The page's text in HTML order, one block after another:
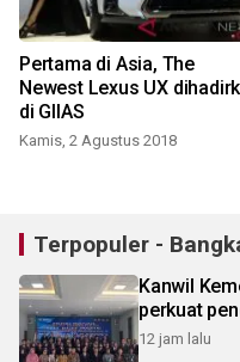
Pertama di Asia, The
Newest Lexus UX
di GIIAS
Kamis, 2 Agustus 2018
Terpopuler -
Kanwil
perkuat
12 jam lalu